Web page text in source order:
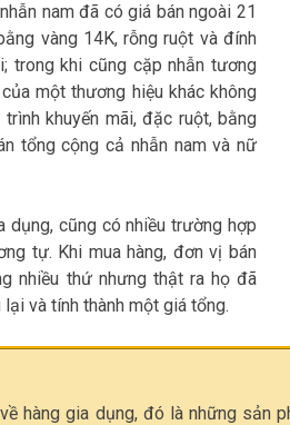
nam đã có giá bán ngoài 21
vàng 14K, rỗng ruột và đính
trong khi cũng cặp nhẫn tương
một thương hiệu khác không
khuyến mãi, đặc ruột, bằng
tổng cộng cả nhẫn nam và nữ
dụng, cũng có nhiều trường hợp
tự. Khi mua hàng, đơn vị bán
nhiều thứ nhưng thật ra họ đã
và tính thành một giá tổng.
hàng gia dụng, đó là những sản